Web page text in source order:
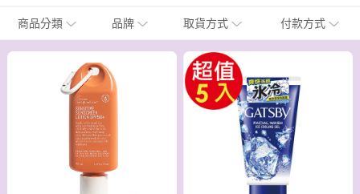
商品分類 品牌 取貨方式 付款方式